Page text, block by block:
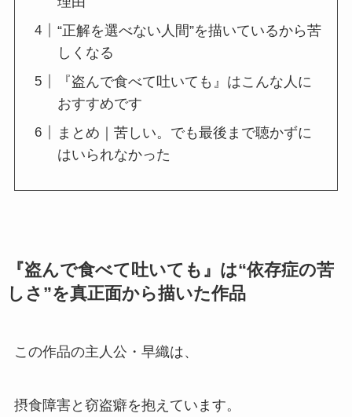
“正解を選べない人間”を描いているから苦
しくなる
『盗んで食べて吐いても』はこんな人に
おすすめです
まとめ｜苦しい。でも最後まで聴かずに
はいられなかった
『盗んで食べて吐いても』は“依存症の苦
しさ”を真正面から描いた作品
この作品の主人公・早織は、
摂食障害と窃盗癖を抱えています。